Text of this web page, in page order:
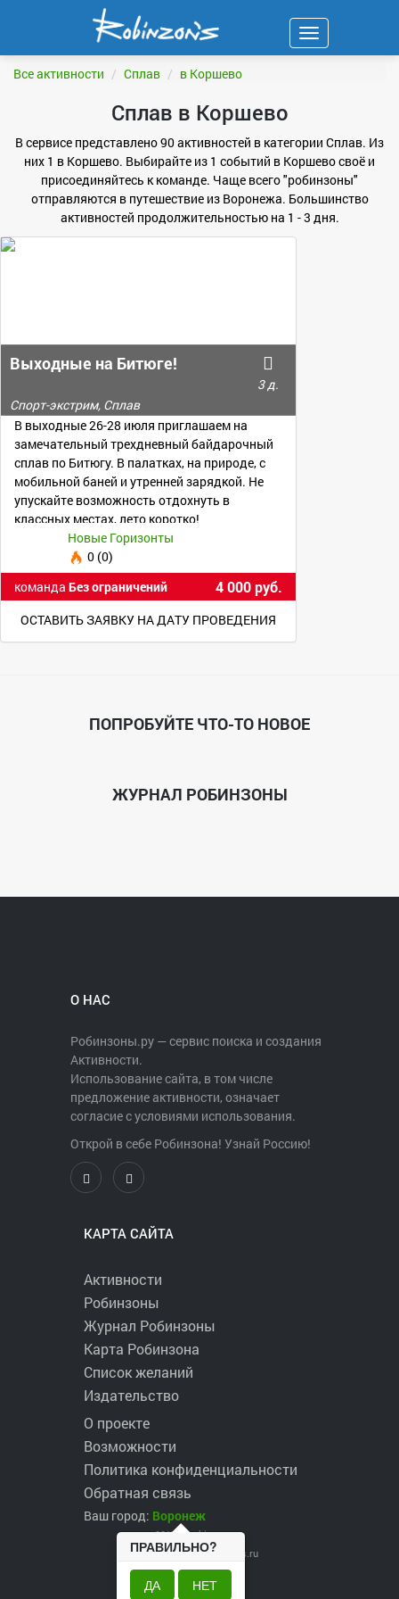
Навигация
Все активности Сплав в Коршево
Сплав в Коршево
В сервисе представлено 90 активностей в категории Сплав. Из
них 1 в Коршево. Выбирайте из 1 событий в Коршево своё и
присоединяйтесь к команде. Чаще всего "робинзоны"
отправляются в путешествие из Воронежа. Большинство
активностей продолжительностью на 1 - 3 дня.
Выходные на Битюге!
3 д.
Спорт-экстрим, Сплав
В выходные 26-28 июля приглашаем на
замечательный трехдневный байдарочный
сплав по Битюгу. В палатках, на природе, с
мобильной баней и утренней зарядкой. Не
упускайте возможность отдохнуть в
классных местах, лето коротко!
Новые Горизонты
0 (0)
команда Без ограничений 4 000 руб.
ОСТАВИТЬ ЗАЯВКУ НА ДАТУ ПРОВЕДЕНИЯ
ПОПРОБУЙТЕ ЧТО-ТО НОВОЕ
ЖУРНАЛ РОБИНЗОНЫ
О НАС
Робинзоны.ру — сервис поиска и создания
Активности.
Использование сайта, в том числе
предложение активности, означает
согласие с условиями использования.
Открой в себе Робинзона! Узнай Россию!
КАРТА САЙТА
Активности
Робинзоны
Журнал Робинзоны
Карта Робинзона
Список желаний
Издательство
О проекте
Возможности
Политика конфиденциальности
Обратная связь
Ваш город: Воронеж
ПРАВИЛЬНО?
ДА НЕТ
2017 ©robinzons.ru
robinzons@robinzons.ru